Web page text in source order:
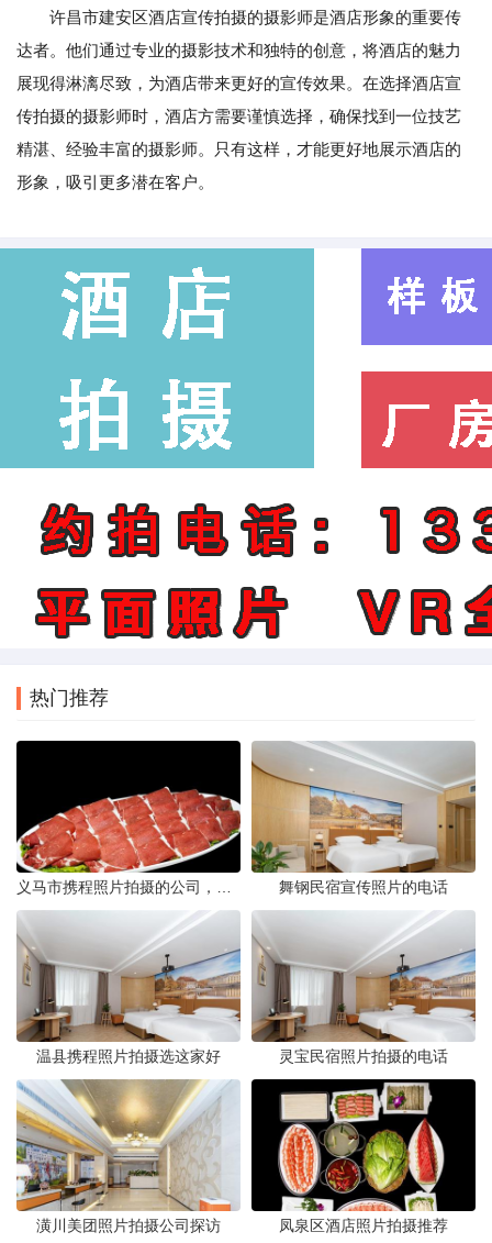
许昌市建安区酒店宣传拍摄的摄影师是酒店形象的重要传
达者。他们通过专业的摄影技术和独特的创意，将酒店的魅力
展现得淋漓尽致，为酒店带来更好的宣传效果。在选择酒店宣
传拍摄的摄影师时，酒店方需要谨慎选择，确保找到一位技艺
精湛、经验丰富的摄影师。只有这样，才能更好地展示酒店的
形象，吸引更多潜在客户。
热门推荐
舞钢民宿宣传照片的电话
温县携程照片拍摄选这家好 灵宝民宿照片拍摄的电话
潢川美团照片拍摄公司探访 凤泉区酒店照片拍摄推荐